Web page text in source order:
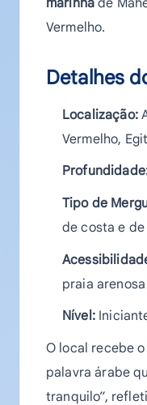
Vermelho.
Detalhes
Localização:
Vermelho,
Tipo de
de costa e
praia
Nível:
O local recebe
palavra árabe
tranquilo”,